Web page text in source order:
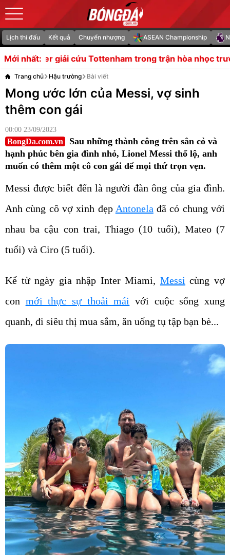
Lịch thi đấu Kết quả Chuyển nhượng ASEAN Championship
Mới nhất:
Tottenham trong trận hòa nhọc trước Getafe Nghịch
Trang chủ Hậu trường Bài viết
Mong ước lớn của Messi, vợ sinh
thêm con gái
00:00 23/09/2023
BongDa.com.vn
Sau những thành công trên sân cỏ và
hạnh phúc bên gia đình nhỏ, Lionel Messi thổ lộ, anh
muốn có thêm một cô con gái để mọi thứ trọn vẹn.
Messi được biết đến là người đàn ông của gia đình.
Anh cùng cô vợ xinh đẹp Antonela đã có chung với
nhau ba cậu con trai, Thiago (10 tuổi), Mateo (7
tuổi) và Ciro (5 tuổi).
Kể từ ngày gia nhập Inter Miami, Messi cùng vợ
con mới thực sự thoải mái với cuộc sống xung
quanh, đi siêu thị mua sắm, ăn uống tụ tập bạn bè...